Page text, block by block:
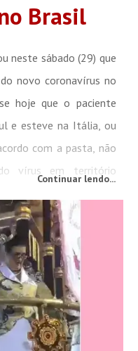
Brasil
neste sábado (29) que
novo coronavírus no
hoje que o paciente
e esteve na Itália, ou
com a pasta, não
vírus em território
Continuar lendo...